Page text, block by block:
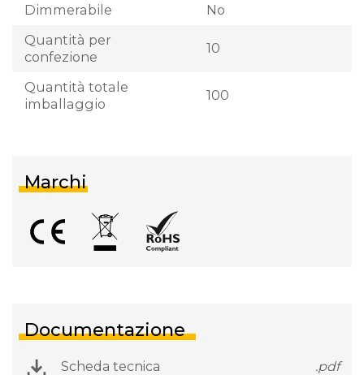
Dimmerabile
No
Quantità per
confezione
10
Quantità totale
imballaggio
100
Marchi
Documentazione
Scheda tecnica .pdf